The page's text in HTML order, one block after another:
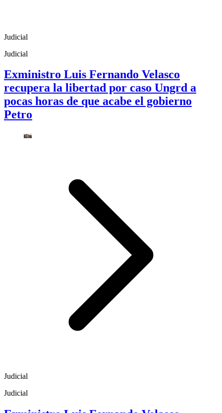
Judicial
Judicial
Exministro Luis Fernando Velasco
recupera la libertad por caso Ungrd a
pocas horas de que acabe el gobierno
Petro
Judicial
Judicial